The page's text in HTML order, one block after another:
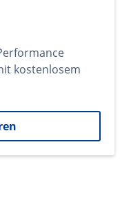
kostenlosem